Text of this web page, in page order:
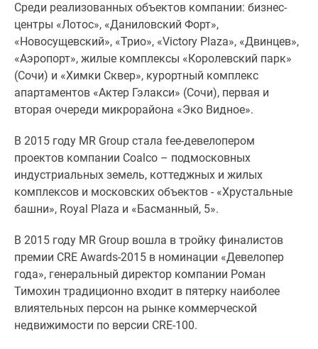
комнатные
комнатные
Квартиры
Ипотечный
калькулятор
Семейная
ипотека
Военная
ипотека
программы
Медиа
Новости
недвижимости
Мнение
Среди реализованных объектов компании: бизнес-
центры «Лотос», «Даниловский Форт»,
«Новосущевский», «Трио», «Victory Plaza», «Двинцев»,
«Аэропорт», жилые комплексы «Королевский парк»
(Сочи) и «Химки Сквер», курортный комплекс
апартаментов «Актер Гэлакси» (Сочи), первая и
вторая очереди микрорайона «Эко Видное».
В 2015 году MR Group стала fee-девелопером
проектов компании Coalco – подмосковных
индустриальных земель, коттеджных и жилых
комплексов и московских объектов - «Хрустальные
башни», Royal Plaza и «Басманный, 5».
В 2015 году MR Group вошла в тройку финалистов
премии CRE Awards-2015 в номинации «Девелопер
года», генеральный директор компании Роман
Тимохин традиционно входит в пятерку наиболее
влиятельных персон на рынке коммерческой
недвижимости по версии CRE-100.